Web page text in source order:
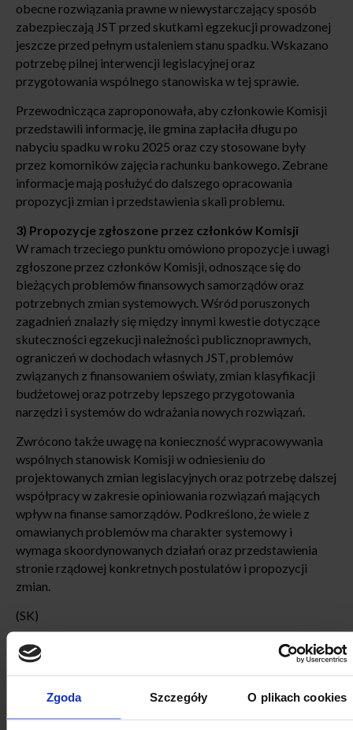
Zgoda Szczegóły O plikach cookies
obecne rozwiązania prawne w niewystarczający sposób
zabezpieczają JST przed skutkami egzekucji prowadzonej
jeszcze przed pełnym ustaleniem stanu spadku. Wskazano
potrzebę pilnej interwencji legislacyjnej oraz
przygotowania wspólnego stanowiska w tej sprawie.
Przewodnicząca zaproponowała, aby członkowie Komisji
przedstawili informację, ile gmina zapłaciła długu po
nabyciu spadku w roku 2025 oraz czy stosowane były
przez komorników zajęcia rachunku bankowego. Zebrane
informacje mają posłużyć do dalszego opracowania
propozycji zmian i przedstawienia skali problemu.
3) Propozycje zgłoszone przez członków Komisji
W ramach trzeciego punktu omówiono propozycje i uwagi
zgłoszone przez członków Komisji, odnoszące się do
bieżących problemów finansowych samorządów oraz
potrzebnych zmian systemowych. Wśród poruszonych
zagadnień znalazły się między innymi kwestie dotyczące
skuteczności egzekucji należności publicznoprawnych,
ograniczeń w dochodach własnych JST, problemów
związanych z finansowaniem oświaty, zmian klasyfikacji
budżetowej oraz potrzeby lepszego przygotowania
narzędzi i systemów do wdrażania nowych rozwiązań.
Zwrócono także uwagę na konieczność wypracowywania
wspólnych stanowisk Komisji w odniesieniu do
projektowanych zmian legislacyjnych oraz potrzebę dalszej
współpracy w zakresie opiniowania rozwiązań mających
wpływ na finanse samorządów. Podkreślono, że wiele z
omawianych problemów ma charakter systemowy i
wymaga skoordynowanych działań oraz przedstawienia
stronie rządowej konkretnych postulatów i propozycji
zmian.
(SK)